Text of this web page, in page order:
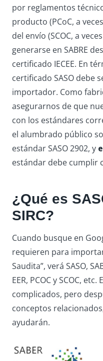
por reglamentos
producto (PCoC, a
del envío (SCOC, a
generarse en SABRE
certificado IECEE. En
certificado SASO debe
importador. Como
asegurarnos de que
con los estándares
el alumbrado público
estándar SASO 2902, y
estándar debe cumplir
¿Qué es
SIRC?
Cuando busque en
requieren para
Saudita”, verá SASO,
EER, PCOC y SCOC,
complicados, pero
conceptos
ayudarán.